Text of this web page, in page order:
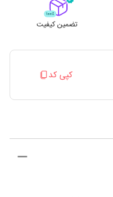
تضمین کیفیت
کپی کد